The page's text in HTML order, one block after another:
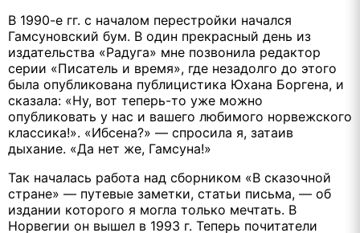
В 1990-е гг. с началом перестройки начался
Гамсуновский бум. В один прекрасный день из
издательства «Радуга» мне позвонила редактор
серии «Писатель и время», где незадолго до этого
была опубликована публицистика Юхана Боргена, и
сказала: «Ну, вот теперь-то уже можно
опубликовать у нас и вашего любимого норвежского
классика!». «Ибсена?» — спросила я, затаив
дыхание. «Да нет же, Гамсуна!»
Так началась работа над сборником «В сказочной
стране» — путевые заметки, статьи письма, — об
издании которого я могла только мечтать. В
Норвегии он вышел в 1993 г. Теперь почитатели